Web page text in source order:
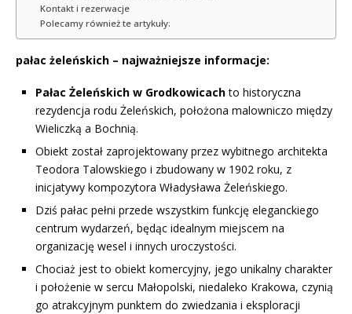
Kontakt i rezerwacje
Polecamy również te artykuły:
pałac żeleńskich – najważniejsze informacje:
Pałac Żeleńskich w Grodkowicachto historyczna
rezydencja rodu Żeleńskich, położona malowniczo między
Wieliczką a Bochnią.
Obiekt został zaprojektowany przez wybitnego architekta
Teodora Talowskiego i zbudowany w 1902 roku, z
inicjatywy kompozytora Władysława Żeleńskiego.
Dziś pałac pełni przede wszystkim funkcję eleganckiego
centrum wydarzeń, będąc idealnym miejscem na
organizację wesel i innych uroczystości.
Chociaż jest to obiekt komercyjny, jego unikalny charakter
i położenie w sercu Małopolski, niedaleko Krakowa, czynią
go atrakcyjnym punktem do zwiedzania i eksploracji